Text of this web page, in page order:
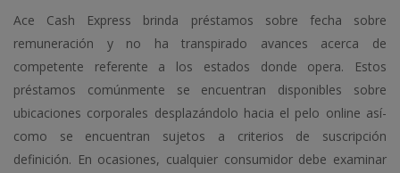
Ace Cash Express brinda préstamos sobre fecha sobre
remuneración y no ha transpirado avances acerca de
competente referente a los estados donde opera. Estos
préstamos comúnmente se encuentran disponibles sobre
ubicaciones corporales desplazándolo hacia el pelo online así­
como se encuentran sujetos a criterios de suscripción
definición. En ocasiones, cualquier consumidor debe examinar